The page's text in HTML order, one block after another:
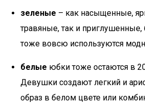
зеленые – как насыщенные,
травяные, так и приглушенные,
тоже вовсю используются
белые юбки тоже остаются в
Девушки создают легкий и
образ в белом цвете или